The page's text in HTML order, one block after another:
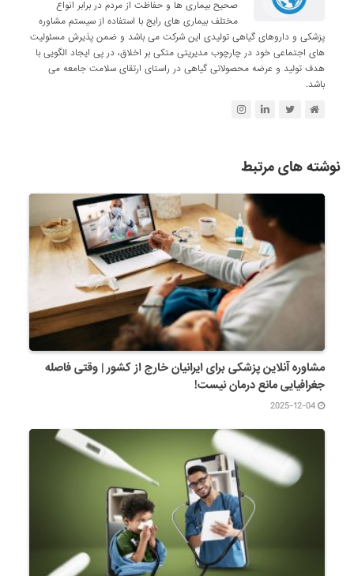
صحیح بیماری ها و حفاظت از مردم در برابر انواع
مختلف بیماری های رایج با استفاده از سیستم مشاوره
پزشکی و داروهای گیاهی تولیدی این شرکت می باشد و ضمن پذیرش مسئولیت
های اجتماعی خود در چارچوب مدیریتی متکی بر اخلاق، در پی ایجاد الگویی با
هدف تولید و عرضه محصولاتی گیاهی در راستای ارتقای سلامت جامعه می
باشد.
نوشته های مرتبط
مشاوره آنلاین پزشکی برای ایرانیان خارج از کشور | وقتی فاصله
جغرافیایی مانع درمان نیست!
2025-12-04